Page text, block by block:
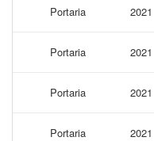
Portaria 2021
Portaria 2021
Portaria 2021
Portaria 2021